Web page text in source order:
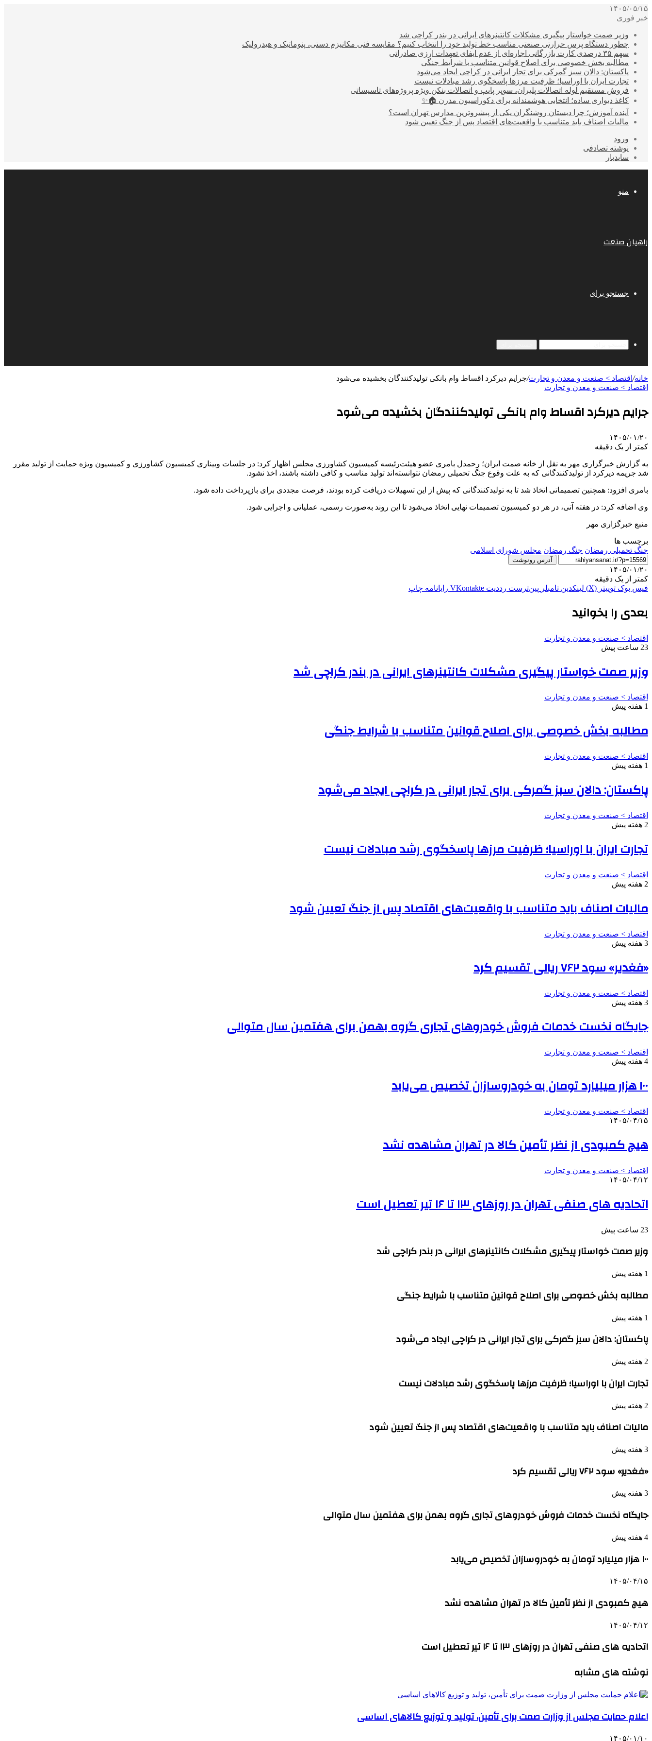
۱۴۰۵/۰۵/۱۵
خبر فوری
وزیر صمت خواستار پیگیری مشکلات کانتینرهای ایرانی در بندر کراچی شد
چطور دستگاه پرس حرارتی صنعتی مناسب خط تولید خود را انتخاب کنیم؟ مقایسه فنی مکانیزم دستی، پنوماتیک و هیدرولیک
سهم ۳۵ درصدی کارت بازرگانی اجاره‌ای از عدم ایفای تعهدات ارزی صادراتی
مطالبه بخش خصوصی برای اصلاح قوانین متناسب با شرایط جنگی
پاکستان: دالان سبز گمرکی برای تجار ایرانی در کراچی ایجاد می‌شود
تجارت ایران با اوراسیا؛ ظرفیت مرزها پاسخگوی رشد مبادلات نیست
فروش مستقیم لوله اتصالات پلیران، سوپر پایپ و اتصالات بنکن ویژه پروژه‌های تاسیساتی
کاغذ دیواری ساده؛ انتخابی هوشمندانه برای دکوراسیون مدرن 🏠✨
آینده آموزش؛ چرا دبستان روشنگران یکی از پیشروترین مدارس تهران است؟
مالیات اصناف باید متناسب با واقعیت‌های اقتصاد پس از جنگ تعیین شود
ورود
نوشته تصادفی
سایدبار
منو
راهیان صنعت
جستجو برای
خانه/ اقتصاد > صنعت و معدن و تجارت/جرایم دیرکرد اقساط وام بانکی تولیدکنندگان بخشیده می‌شود
اقتصاد > صنعت و معدن و تجارت
جرایم دیرکرد اقساط وام بانکی تولیدکنندگان بخشیده می‌شود
۱۴۰۵/۰۱/۲۰
کمتر از یک دقیقه
به گزارش خبرگزاری مهر به نقل از خانه صمت ایران؛ رحمدل بامری ‌عضو هیئت‌رئیسه کمیسیون کشاورزی مجلس اظهار کرد: در جلسات وبیناری کمیسیون کشاورزی و کمیسیون ویژه حمایت از تولید مقرر
شد جریمه دیرکرد از تولیدکنندگانی که به علت وقوع جنگ تحمیلی رمضان نتوانسته‌اند تولید مناسب و کافی داشته باشند، اخذ نشود.
بامری افزود: همچنین تصمیماتی اتخاذ شد تا به تولیدکنندگانی که پیش از این تسهیلات دریافت کرده بودند، فرصت مجددی برای بازپرداخت داده شود.
وی اضافه کرد: در هفته آتی، در هر دو کمیسیون تصمیمات نهایی اتخاذ می‌شود تا این روند به‌صورت رسمی، عملیاتی و اجرایی شود.
منبع خبرگزاری مهر
برچسب ها
جنگ تحمیلی رمضان جنگ رمضان مجلس شورای اسلامی
آدرس رونوشت
۱۴۰۵/۰۱/۲۰
کمتر از یک دقیقه
فیس بوک توییتر (X) لینکدین ‫تامبلر ‫پین‌ترست ‫رددیت ‫VKontakte رایانامه چاپ
بعدی را بخوانید
اقتصاد > صنعت و معدن و تجارت
23 ساعت پیش
وزیر صمت خواستار پیگیری مشکلات کانتینرهای ایرانی در بندر کراچی شد
اقتصاد > صنعت و معدن و تجارت
1 هفته پیش
مطالبه بخش خصوصی برای اصلاح قوانین متناسب با شرایط جنگی
اقتصاد > صنعت و معدن و تجارت
1 هفته پیش
پاکستان: دالان سبز گمرکی برای تجار ایرانی در کراچی ایجاد می‌شود
اقتصاد > صنعت و معدن و تجارت
2 هفته پیش
تجارت ایران با اوراسیا؛ ظرفیت مرزها پاسخگوی رشد مبادلات نیست
اقتصاد > صنعت و معدن و تجارت
2 هفته پیش
مالیات اصناف باید متناسب با واقعیت‌های اقتصاد پس از جنگ تعیین شود
اقتصاد > صنعت و معدن و تجارت
3 هفته پیش
«فغدیر» سود ۷۶۲ ریالی تقسیم کرد
اقتصاد > صنعت و معدن و تجارت
3 هفته پیش
جایگاه نخست خدمات فروش خودروهای تجاری گروه بهمن برای هفتمین سال متوالی
اقتصاد > صنعت و معدن و تجارت
4 هفته پیش
۱۰۰ هزار میلیارد تومان به خودروسازان تخصیص می‌یابد
اقتصاد > صنعت و معدن و تجارت
۱۴۰۵/۰۴/۱۵
هیچ کمبودی از نظر تأمین کالا در تهران مشاهده نشد
اقتصاد > صنعت و معدن و تجارت
۱۴۰۵/۰۴/۱۲
اتحادیه های صنفی تهران در روزهای ۱۳ تا ۱۶ تیر تعطیل است
23 ساعت پیش
وزیر صمت خواستار پیگیری مشکلات کانتینرهای ایرانی در بندر کراچی شد
1 هفته پیش
مطالبه بخش خصوصی برای اصلاح قوانین متناسب با شرایط جنگی
1 هفته پیش
پاکستان: دالان سبز گمرکی برای تجار ایرانی در کراچی ایجاد می‌شود
2 هفته پیش
تجارت ایران با اوراسیا؛ ظرفیت مرزها پاسخگوی رشد مبادلات نیست
2 هفته پیش
مالیات اصناف باید متناسب با واقعیت‌های اقتصاد پس از جنگ تعیین شود
3 هفته پیش
«فغدیر» سود ۷۶۲ ریالی تقسیم کرد
3 هفته پیش
جایگاه نخست خدمات فروش خودروهای تجاری گروه بهمن برای هفتمین سال متوالی
4 هفته پیش
۱۰۰ هزار میلیارد تومان به خودروسازان تخصیص می‌یابد
۱۴۰۵/۰۴/۱۵
هیچ کمبودی از نظر تأمین کالا در تهران مشاهده نشد
۱۴۰۵/۰۴/۱۲
اتحادیه های صنفی تهران در روزهای ۱۳ تا ۱۶ تیر تعطیل است
نوشته های مشابه
اعلام حمایت مجلس از وزارت صمت برای تأمین، تولید و توزیع کالاهای اساسی
۱۴۰۵/۰۱/۱۰